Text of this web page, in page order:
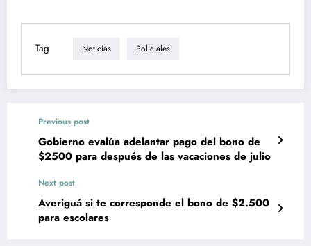
Tag Noticias Policiales
Previous post
Gobierno evalúa adelantar pago del bono de
$2500 para después de las vacaciones de julio
Next post
Averiguá si te corresponde el bono de $2.500
para escolares